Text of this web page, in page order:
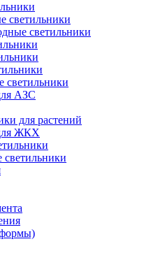
светильники
светильники
светильники
АЗС
для растений
ЖКХ
светильники